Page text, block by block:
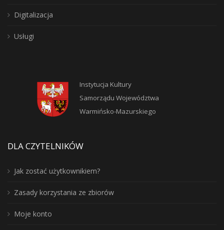
Digitalizacja
Usługi
Instytucja Kultury
Samorządu Województwa
Warmińsko-Mazurskiego
DLA CZYTELNIKÓW
Jak zostać użytkownikiem?
Zasady korzystania ze zbiorów
Moje konto